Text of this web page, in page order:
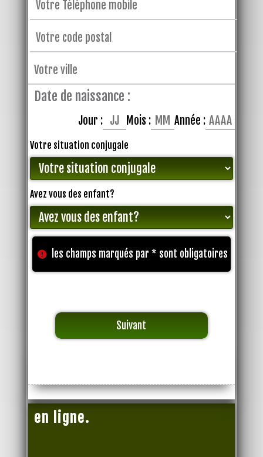
en ligne.
Date de naissance :
Jour : Mois : Année :
Votre situation conjugale
Avez vous des enfant?
les champs marqués par * sont obligatoires
Suivant